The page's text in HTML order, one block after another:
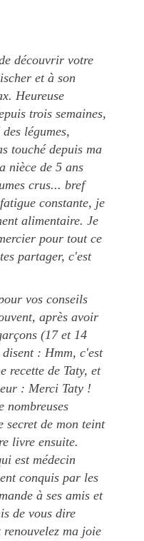
découvrir votre
et à son
Heureuse
trois semaines,
légumes,
touché depuis ma
nièce de 5 ans
crus... bref
constante, je
alimentaire. Je
pour tout ce
partager, c'est
vos conseils
après avoir
(17 et 14
: Hmm, c'est
recette de Taty, et
: Merci Taty !
nombreuses
secret de mon teint
livre ensuite.
est médecin
conquis par les
à ses amis et
de vous dire
renouvelez ma joie